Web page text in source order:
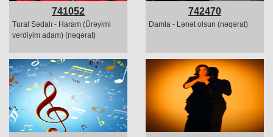
741052
Tural Sədalı - Haram (Ürəyimi
verdiyim adam) (nəqərat)
742470
Damla - Lənət olsun (nəqərat)